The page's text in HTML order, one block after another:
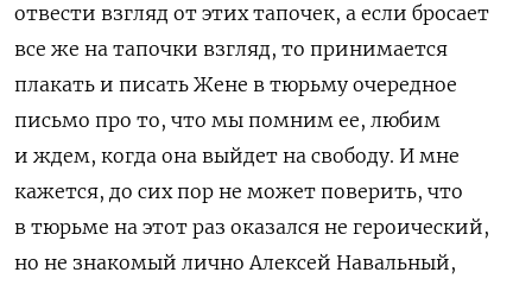
отвести взгляд от этих тапочек, а если бросает
все же на тапочки взгляд, то принимается
плакать и писать Жене в тюрьму очередное
письмо про то, что мы помним ее, любим
и ждем, когда она выйдет на свободу. И мне
кажется, до сих пор не может поверить, что
в тюрьме на этот раз оказался не героический,
но не знакомый лично Алексей Навальный,